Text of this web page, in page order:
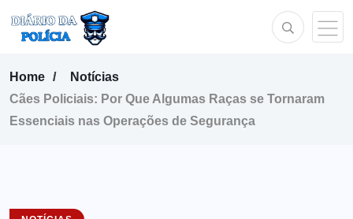
Home
Notícias
Cães Policiais: Por Que Algumas Raças se Tornaram
Essenciais nas Operações de Segurança